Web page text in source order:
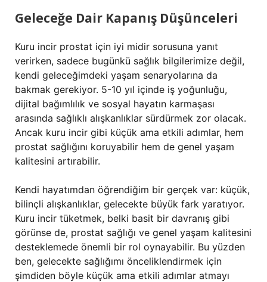
Geleceğe Dair Kapanış Düşünceleri
Kuru incir prostat için iyi midir sorusuna yanıt
verirken, sadece bugünkü sağlık bilgilerimize değil,
kendi geleceğimdeki yaşam senaryolarına da
bakmak gerekiyor. 5-10 yıl içinde iş yoğunluğu,
dijital bağımlılık ve sosyal hayatın karmaşası
arasında sağlıklı alışkanlıklar sürdürmek zor olacak.
Ancak kuru incir gibi küçük ama etkili adımlar, hem
prostat sağlığını koruyabilir hem de genel yaşam
kalitesini artırabilir.
Kendi hayatımdan öğrendiğim bir gerçek var: küçük,
bilinçli alışkanlıklar, gelecekte büyük fark yaratıyor.
Kuru incir tüketmek, belki basit bir davranış gibi
görünse de, prostat sağlığı ve genel yaşam kalitesini
desteklemede önemli bir rol oynayabilir. Bu yüzden
ben, gelecekte sağlığımı önceliklendirmek için
şimdiden böyle küçük ama etkili adımlar atmayı